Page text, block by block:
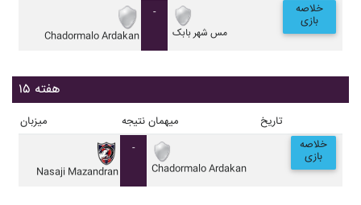
Chadormalo Ardakan
-
مس شهر بابک
خلاصه
بازی
هفته ۱۵
میزبان نتیجه میهمان تاریخ
Nasaji Mazandran
-
Chadormalo Ardakan
خلاصه
بازی